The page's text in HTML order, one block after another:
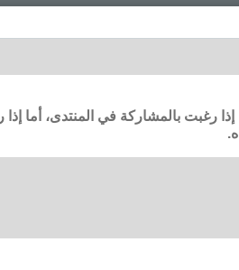
إذا رغبت بالمشاركة في المنتدى، أما